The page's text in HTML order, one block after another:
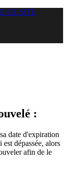
CE SITE
:
date d'expiration
dépassée, alors
afin de le